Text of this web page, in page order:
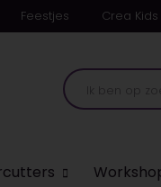
Feestjes Crea